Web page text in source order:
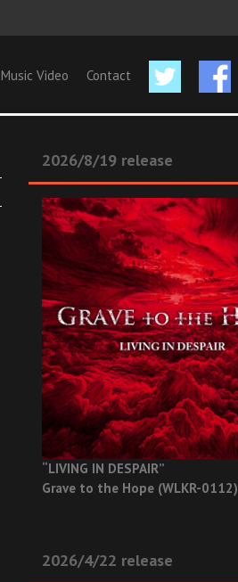
Music Video Contact
2026/8/19 release
“LIVING IN DESPAIR”
Grave to the Hope (WLKR-0112)
2026/4/22 release